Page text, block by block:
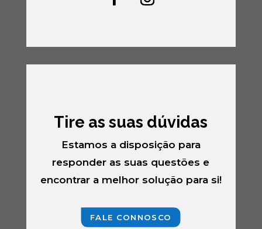
Tire as suas dúvidas
Estamos a disposição para
responder as suas questões e
encontrar a melhor solução para si!
FALE CONNOSCO